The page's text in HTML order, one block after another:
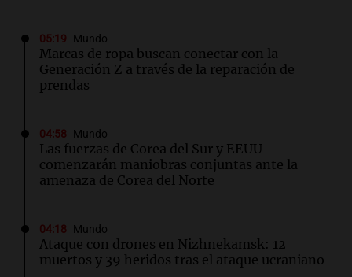
05:19 Mundo
Marcas de ropa buscan conectar con la
Generación Z a través de la reparación de
prendas
04:58 Mundo
Las fuerzas de Corea del Sur y EEUU
comenzarán maniobras conjuntas ante la
amenaza de Corea del Norte
04:18 Mundo
Ataque con drones en Nizhnekamsk: 12
muertos y 39 heridos tras el ataque ucraniano